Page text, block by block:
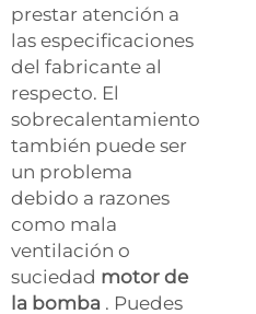
prestar atención a
las especificaciones
del fabricante al
respecto. El
sobrecalentamiento
también puede ser
un problema
debido a razones
como mala
ventilación o
suciedad motor de
la bomba . Puedes